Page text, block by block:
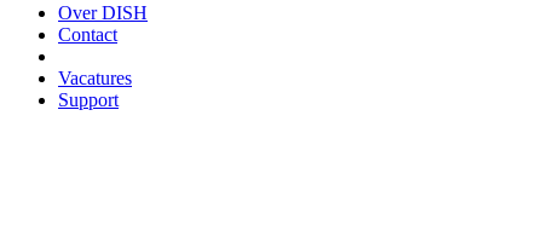
Over DISH
Contact
Vacatures
Support